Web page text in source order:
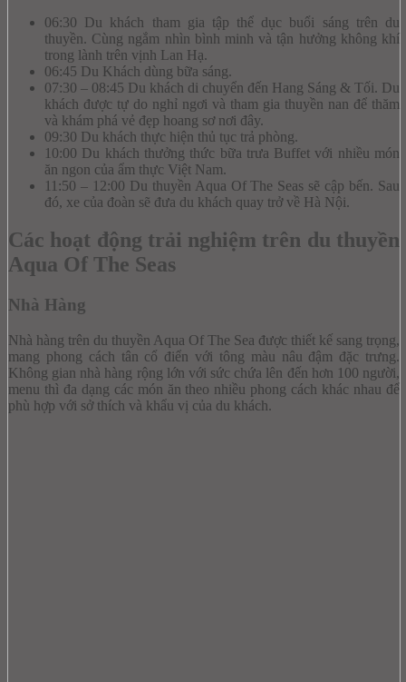
06:30 Du khách tham gia tập thể dục buổi sáng trên du
thuyền. Cùng ngắm nhìn bình minh và tận hưởng không khí
trong lành trên vịnh Lan Hạ.
06:45 Du Khách dùng bữa sáng.
07:30 – 08:45 Du khách di chuyển đến Hang Sáng & Tối. Du
khách được tự do nghỉ ngơi và tham gia thuyền nan để thăm
và khám phá vẻ đẹp hoang sơ nơi đây.
09:30 Du khách thực hiện thủ tục trả phòng.
10:00 Du khách thưởng thức bữa trưa Buffet với nhiều món
ăn ngon của ẩm thực Việt Nam.
11:50 – 12:00 Du thuyền Aqua Of The Seas sẽ cập bến. Sau
đó, xe của đoàn sẽ đưa du khách quay trở về Hà Nội.
Các hoạt động trải nghiệm trên du thuyền
Aqua Of The Seas
Nhà Hàng
Nhà hàng trên du thuyền Aqua Of The Sea được thiết kế sang trọng,
mang phong cách tân cổ điển với tông màu nâu đậm đặc trưng.
Không gian nhà hàng rộng lớn với sức chứa lên đến hơn 100 người,
menu thì đa dạng các món ăn theo nhiều phong cách khác nhau để
phù hợp với sở thích và khẩu vị của du khách.